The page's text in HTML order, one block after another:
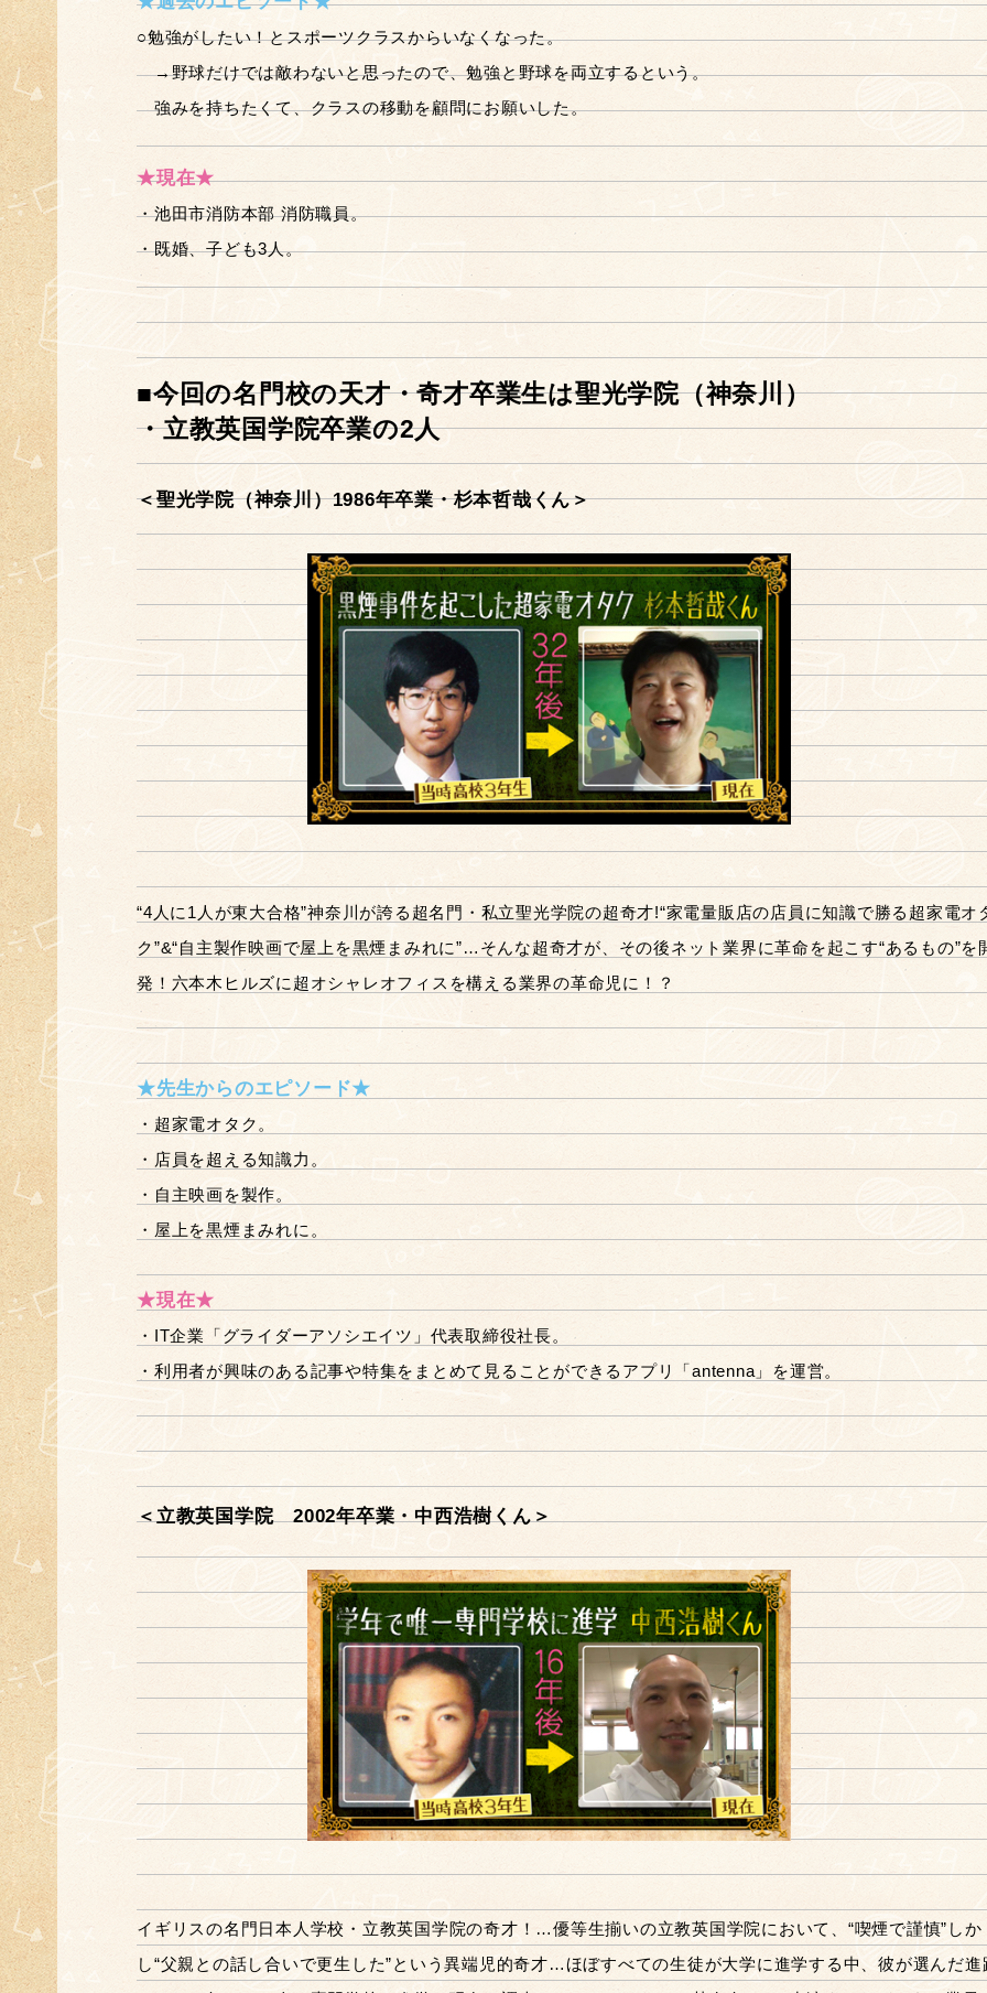
○勉強がしたい！とスポーツクラスからいなくなった。
→野球だけでは敵わないと思ったので、勉強と野球を両立するという。
強みを持ちたくて、クラスの移動を顧問にお願いした。
★現在★
・池田市消防本部 消防職員。
・既婚、子ども3人。
■今回の名門校の天才・奇才卒業生は聖光学院（神奈川）
・立教英国学院卒業の2人
＜聖光学院（神奈川）1986年卒業・杉本哲哉くん＞
“4人に1人が東大合格”神奈川が誇る超名門・私立聖光学院の超奇才!“家電量販店の店員に知識で勝る超家電オ
ク”&“自主製作映画で屋上を黒煙まみれに”…そんな超奇才が、その後ネット業界に革命を起こす“あるもの”を
発！六本木ヒルズに超オシャレオフィスを構える業界の革命児に！？
★先生からのエピソード★
・超家電オタク。
・店員を超える知識力。
・自主映画を製作。
・屋上を黒煙まみれに。
★現在★
・IT企業「グライダーアソシエイツ」代表取締役社長。
・利用者が興味のある記事や特集をまとめて見ることができるアプリ「antenna」を運営。
＜立教英国学院 2002年卒業・中西浩樹くん＞
イギリスの名門日本人学校・立教英国学院の奇才！…優等生揃いの立教英国学院において、“喫煙で謹慎”しか
し“父親との話し合いで更生した”という異端児的奇才…ほぼすべての生徒が大学に進学する中、彼が選んだ進